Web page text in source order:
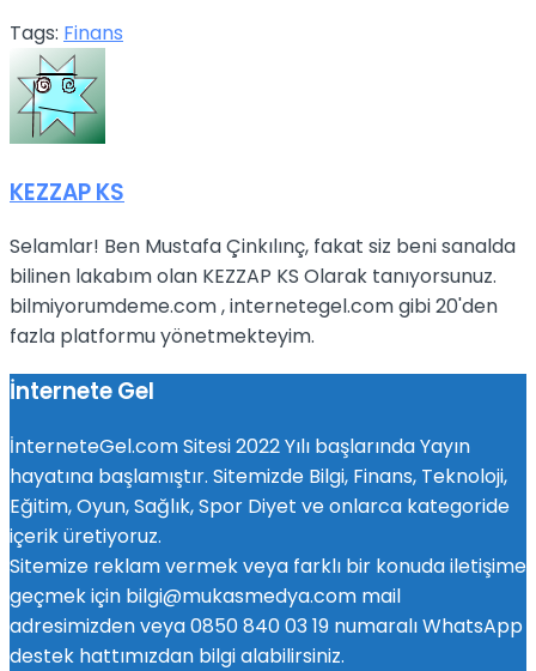
Tags: Finans
KEZZAP KS
Selamlar! Ben Mustafa Çinkılınç, fakat siz beni sanalda
bilinen lakabım olan KEZZAP KS Olarak tanıyorsunuz.
bilmiyorumdeme.com , internetegel.com gibi 20'den
fazla platformu yönetmekteyim.
İnternete Gel
İnterneteGel.com Sitesi 2022 Yılı başlarında Yayın
hayatına başlamıştır. Sitemizde Bilgi, Finans, Teknoloji,
Eğitim, Oyun, Sağlık, Spor Diyet ve onlarca kategoride
içerik üretiyoruz.
Sitemize reklam vermek veya farklı bir konuda iletişime
geçmek için bilgi@mukasmedya.com mail
adresimizden veya 0850 840 03 19 numaralı WhatsApp
destek hattımızdan bilgi alabilirsiniz.